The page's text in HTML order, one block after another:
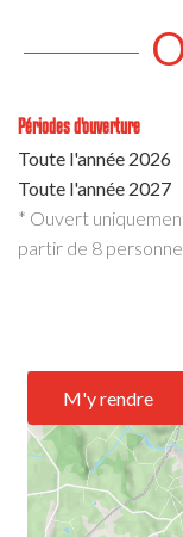
Périodes d'ouverture
Toute l'année 2026
Toute l'année 2027
* Ouvert
partir de 8
M'y rendre